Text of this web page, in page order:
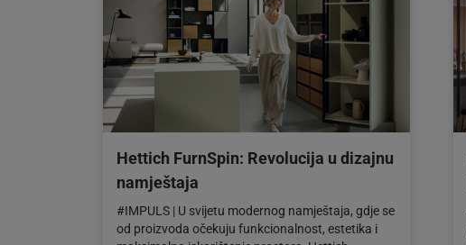
Hettich FurnSpin: Revolucija u dizajnu
namještaja
#IMPULS | U svijetu modernog namještaja, gdje se
od proizvoda očekuju funkcionalnost, estetika i